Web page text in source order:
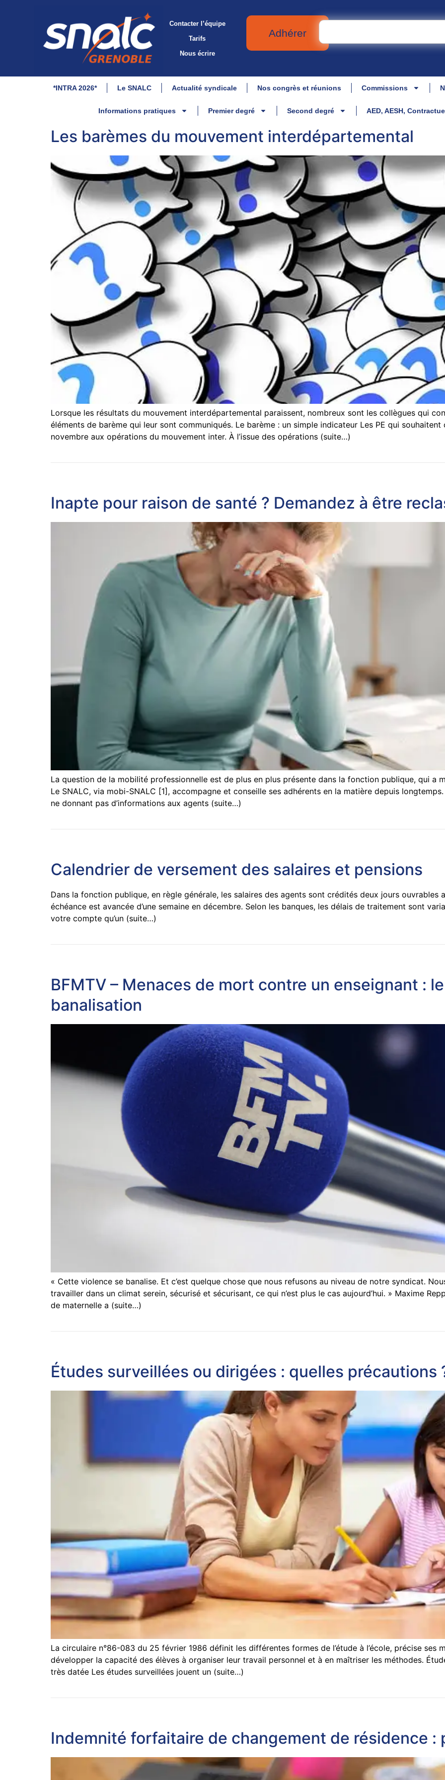
Contacter l’équipe
Tarifs
Nous écrire
Adhérer
*INTRA 2026* Le SNALC Actualité syndicale Nos congrès et réunions Commissions
Informations pratiques Premier degré Second degré AED, AESH,
Les barèmes du mouvement interdépartemental
Lorsque les résultats du mouvement interdépartemental paraissent, nombreux sont les collègues qui
éléments de barème qui leur sont communiqués. Le barème : un simple indicateur Les PE qui
novembre aux opérations du mouvement inter. À l’issue des opérations (suite…)
Inapte pour raison de santé ? Demandez à être
La question de la mobilité professionnelle est de plus en plus présente dans la fonction publique, qui a
Le SNALC, via mobi-SNALC [1], accompagne et conseille ses adhérents en la matière depuis
ne donnant pas d’informations aux agents (suite…)
Calendrier de versement des salaires et pensions
Dans la fonction publique, en règle générale, les salaires des agents sont crédités deux jours
échéance est avancée d’une semaine en décembre. Selon les banques, les délais de traitement sont
votre compte qu’un (suite…)
BFMTV – Menaces de mort contre un enseignant :
banalisation
« Cette violence se banalise. Et c’est quelque chose que nous refusons au niveau de notre syndicat.
travailler dans un climat serein, sécurisé et sécurisant, ce qui n’est plus le cas aujourd’hui. » Maxime
de maternelle a (suite…)
Études surveillées ou dirigées : quelles précautions
La circulaire n°86-083 du 25 février 1986 définit les différentes formes de l’étude à l’école, précise ses
développer la capacité des élèves à organiser leur travail personnel et à en maîtriser les méthodes.
très datée Les études surveillées jouent un (suite…)
Indemnité forfaitaire de changement de résidence :